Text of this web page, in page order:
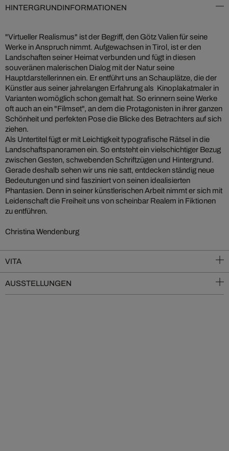
HINTERGRUNDINFORMATIONEN
"Virtueller Realismus" ist der Begriff, den Götz Valien für seine
Werke in Anspruch nimmt. Aufgewachsen in Tirol, ist er den
Landschaften seiner Heimat verbunden und fügt in diesen
souveränen malerischen Dialog mit der Natur seine
Hauptdarstellerinnen ein. Er entführt uns an Schauplätze, die der
Künstler aus seiner jahrelangen Erfahrung als Kinoplakatmaler in
Varianten womöglich schon gemalt hat. So erinnern seine Werke
oft auch an ein "Filmset", an dem die Protagonisten in ihrer ganzen
Schönheit und perfekten Pose die Blicke des Betrachters auf sich
ziehen.
Als Untertitel fügt er mit Leichtigkeit typografische Rätsel in die
Landschaftspanoramen ein. So entsteht ein vielschichtiger Bezug
zwischen Gesten, schwebenden Schriftzügen und Hintergrund.
Gerade deshalb sehen wir uns nie satt, entdecken ständig neue
Bedeutungen und sind fasziniert von seinen idealisierten
Phantasien. Denn in seiner künstlerischen Arbeit nimmt er sich mit
Leidenschaft die Freiheit uns von scheinbar Realem in Fiktionen
zu entführen.
Christina Wendenburg
VITA
AUSSTELLUNGEN